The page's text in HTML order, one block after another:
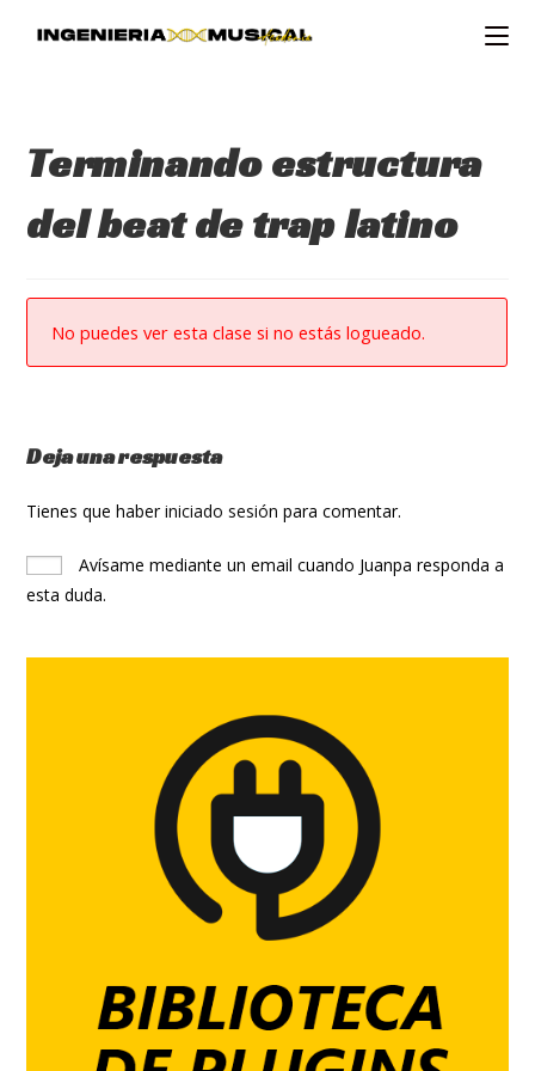
Terminando estructura
del beat de trap latino
No puedes ver esta clase si no estás logueado.
Deja una respuesta
Tienes que haberiniciado sesión para comentar.
Avísame mediante un email cuando Juanpa responda a
esta duda.